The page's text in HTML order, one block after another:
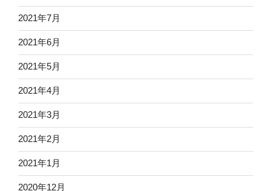
2021年7月
2021年6月
2021年5月
2021年4月
2021年3月
2021年2月
2021年1月
2020年12月